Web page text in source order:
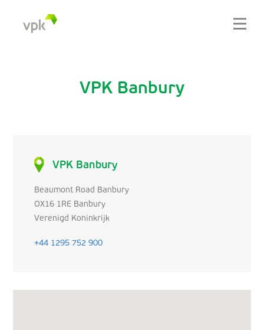
VPK Banbury
VPK Banbury
Beaumont Road Banbury
OX16 1RE Banbury
Verenigd Koninkrijk
+44 1295 752 900